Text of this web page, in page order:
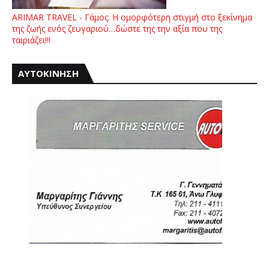
ARIMAR TRAVEL - Γάμος: Η ομορφότερη στιγμή στο ξεκίνημα
της ζωής ενός ζευγαριού…δώστε της την αξία που της
ταιριάζει!!!
ΑΥΤΟΚΙΝΗΣΗ